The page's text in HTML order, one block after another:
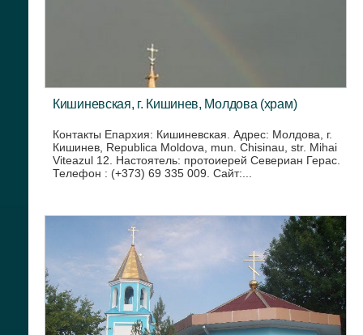
Кишиневская, г. Кишинев, Молдова (храм)
Контакты Епархия: Кишиневская. Адрес: Молдова, г.
Кишинев, Republica Moldova, mun. Chisinau, str. Mihai
Viteazul 12. Настоятель: протоиерей Севериан Герас.
Телефон : (+373) 69 335 009. Cайт:...